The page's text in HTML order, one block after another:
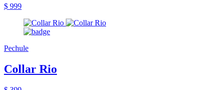
$ 999
Pechule
Collar Rio